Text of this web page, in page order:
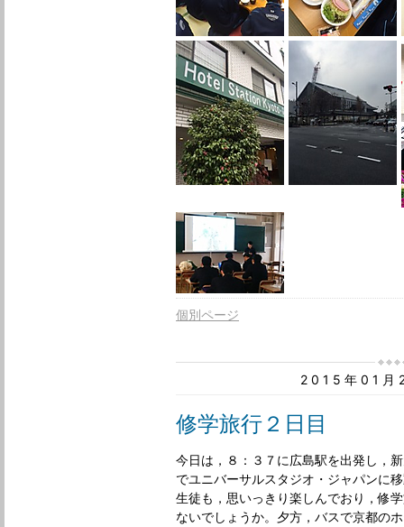
個別ページ
2015年01月
修学旅行２日目
今日は，８：３７に広島駅を出発し，
でユニバーサルスタジオ・ジャパンに
生徒も，思いっきり楽しんでおり，修
ないでしょうか。夕方，バスで京都の